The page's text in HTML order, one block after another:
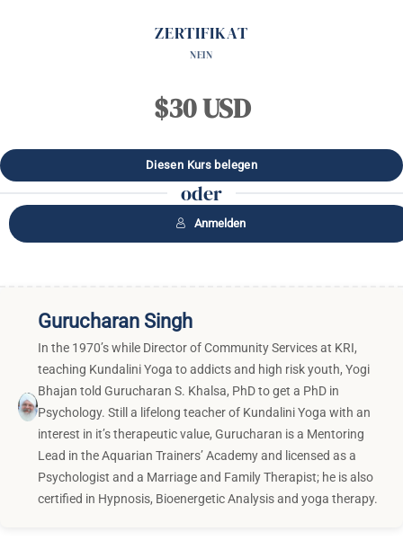
ZERTIFIKAT
NEIN
$30 USD
oder
Anmelden
Gurucharan Singh
In the 1970’s while Director of Community Services at KRI,
teaching Kundalini Yoga to addicts and high risk youth, Yogi
Bhajan told Gurucharan S. Khalsa, PhD to get a PhD in
Psychology. Still a lifelong teacher of Kundalini Yoga with an
interest in it’s therapeutic value, Gurucharan is a Mentoring
Lead in the Aquarian Trainers’ Academy and licensed as a
Psychologist and a Marriage and Family Therapist; he is also
certified in Hypnosis, Bioenergetic Analysis and yoga therapy.